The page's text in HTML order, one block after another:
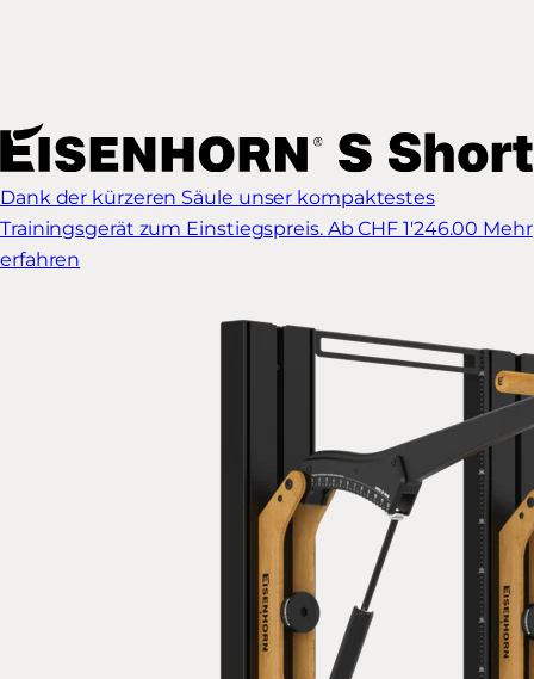
Dank der kürzeren Säule unser kompaktestes
Trainingsgerät zum Einstiegspreis. Ab CHF 1'246.00 Mehr
erfahren